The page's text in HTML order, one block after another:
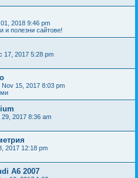
2018 9:46 pm
и полезни сайтове!
17, 2017 5:28 pm
Nov 15, 2017 8:03 pm
2017 8:36 am
2017 12:18 pm
A6 2007